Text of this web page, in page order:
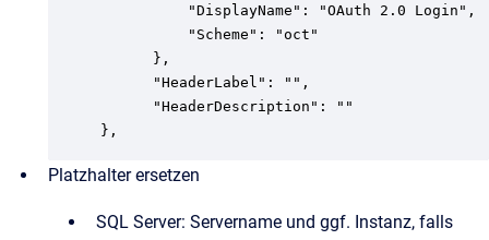
          "DisplayName": "OAuth 2.0 Login",
          "Scheme": "oct"
      "HeaderLabel": "",
      "HeaderDescription": ""
},
Platzhalter ersetzen
SQL Server: Servername und ggf. Instanz, falls